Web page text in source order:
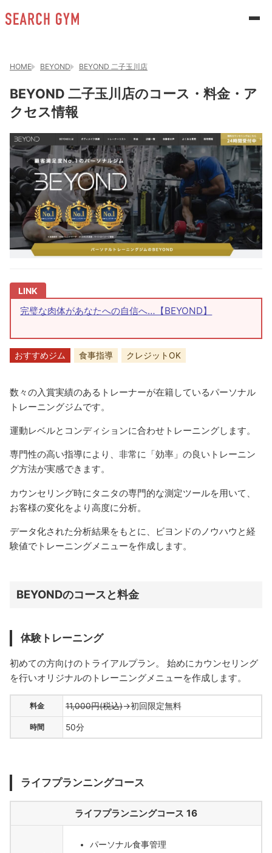
HOME BEYOND BEYOND 二子玉川店
BEYOND 二子玉川店のコース・料金・ア
クセス情報
完璧な肉体があなたへの自信へ…【BEYOND】
おすすめジム 食事指導 クレジットOK
数々の入賞実績のあるトレーナーが在籍しているパーソナル
トレーニングジムです。
運動レベルとコンディションに合わせトレーニングします。
専門性の高い指導により、非常に「効率」の良いトレーニン
グ方法が実感できます。
カウンセリング時にタニタの専門的な測定ツールを用いて、
お客様の変化をより高度に分析。
データ化された分析結果をもとに、ビヨンドのノウハウと経
験値でトレーニングメニューを作成します。
BEYONDのコースと料金
体験トレーニング
初めての方向けのトライアルプラン。 始めにカウンセリング
を行いオリジナルのトレーニングメニューを作成します。
料金 11,000円(税込)→初回限定無料
時間 50分
ライフプランニングコース
ライフプランニングコース 16
パーソナル食事管理